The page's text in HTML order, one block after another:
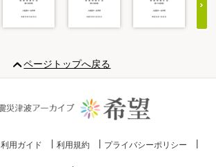
ページトップへ戻る
利用ガイド 利用規約 プライバシーポリシー